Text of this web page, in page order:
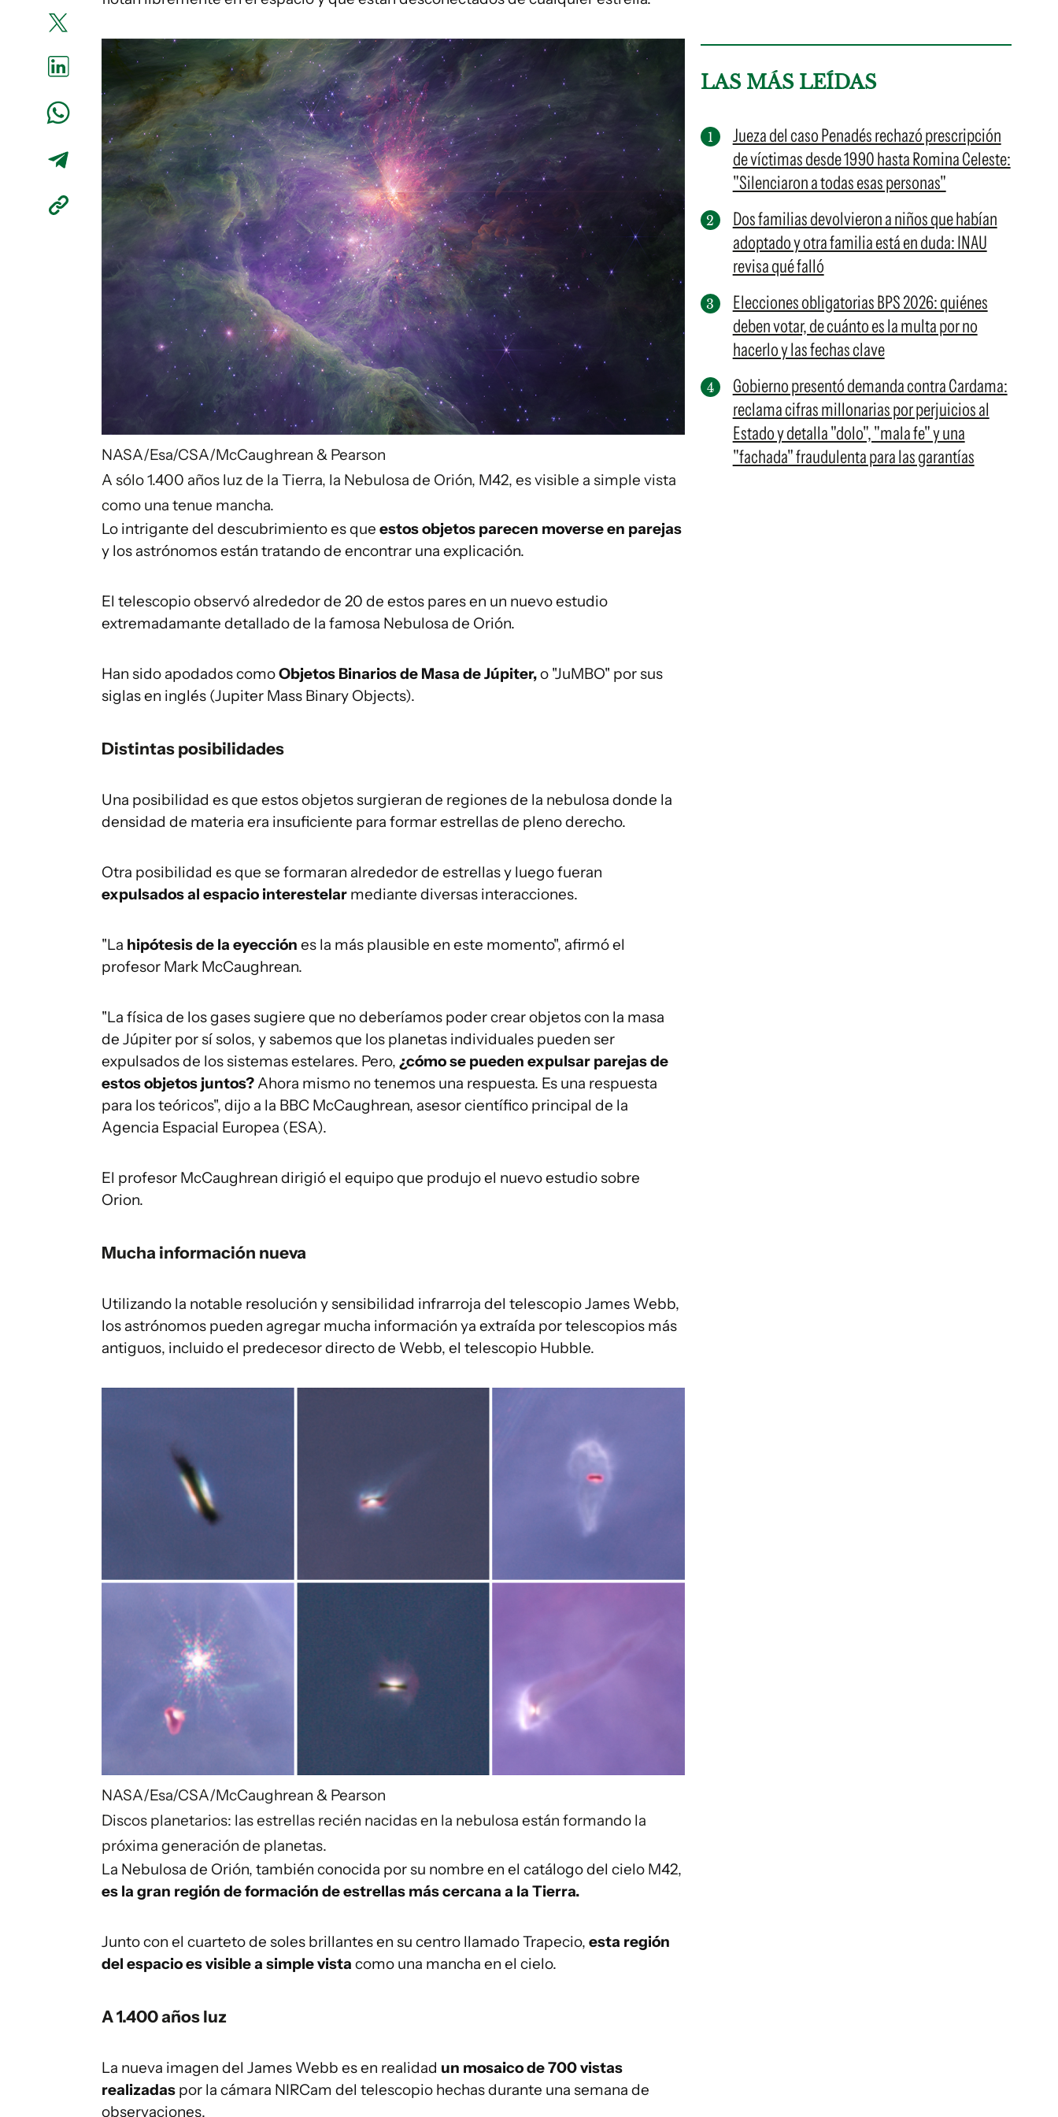
NASA/Esa/CSA/McCaughrean & Pearson
A sólo 1.400 años luz de la Tierra, la Nebulosa de Orión, M42, es visible a simple vista
como una tenue mancha.
Lo intrigante del descubrimiento es que estos objetos parecen moverse en parejas
y los astrónomos están tratando de encontrar una explicación.
El telescopio observó alrededor de 20 de estos pares en un nuevo estudio
extremadamante detallado de la famosa Nebulosa de Orión.
Han sido apodados comoObjetos Binarios de Masa de Júpiter,o "JuMBO" por sus
siglas en inglés (Jupiter Mass Binary Objects).
Distintas posibilidades
Una posibilidad es que estos objetos surgieran de regiones de la nebulosa donde la
densidad de materia era insuficiente para formar estrellas de pleno derecho.
Otra posibilidad es que se formaran alrededor de estrellas y luego fueran
expulsados al espacio interestelar mediante diversas interacciones.
"La hipótesis de la eyección es la más plausible en este momento", afirmó el
profesor Mark McCaughrean.
"La física de los gases sugiere que no deberíamos poder crear objetos con la masa
de Júpiter por sí solos, y sabemos que los planetas individuales pueden ser
expulsados de los sistemas estelares. Pero, ¿cómo se pueden expulsar parejas de
estos objetos juntos?Ahora mismo no tenemos una respuesta. Es una respuesta
para los teóricos", dijo a la BBC McCaughrean, asesor científico principal de la
Agencia Espacial Europea (ESA).
El profesor McCaughrean dirigió el equipo que produjo el nuevo estudio sobre
Orion.
Mucha información nueva
Utilizando la notable resolución y sensibilidad infrarroja del telescopio James Webb,
los astrónomos pueden agregar mucha información ya extraída por telescopios más
antiguos, incluido el predecesor directo de Webb, el telescopio Hubble.
NASA/Esa/CSA/McCaughrean & Pearson
Discos planetarios: las estrellas recién nacidas en la nebulosa están formando la
próxima generación de planetas.
La Nebulosa de Orión, también conocida por su nombre en el catálogo del cielo M42,
es la gran región de formación de estrellas más cercana a la Tierra.
Junto con el cuarteto de soles brillantes en su centro llamado Trapecio, esta región
del espacio es visible a simple vista como una mancha en el cielo.
A 1.400 años luz
La nueva imagen del James Webb es en realidad un mosaico de 700 vistas
realizadas por la cámara NIRCam del telescopio hechas durante una semana de
observaciones.
LAS MÁS LEÍDAS
Jueza del caso Penadés rechazó prescripción
de víctimas desde 1990 hasta Romina Celeste:
"Silenciaron a todas esas personas"
Dos familias devolvieron a niños que habían
adoptado y otra familia está en duda: INAU
revisa qué falló
Elecciones obligatorias BPS 2026: quiénes
deben votar, de cuánto es la multa por no
hacerlo y las fechas clave
Gobierno presentó demanda contra Cardama:
reclama cifras millonarias por perjuicios al
Estado y detalla "dolo", "mala fe" y una
"fachada" fraudulenta para las garantías